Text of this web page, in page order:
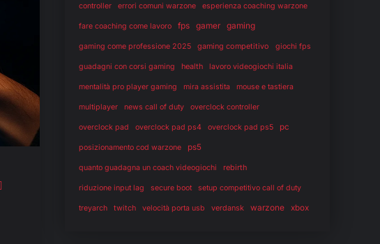
controller errori comuni warzone esperienza coaching warzone
fare coaching come lavoro fps gamer gaming
gaming come professione 2025 gaming competitivo giochi fps
guadagni con corsi gaming health lavoro videogiochi italia
mentalità pro player gaming mira assistita mouse e tastiera
multiplayer news call of duty overclock controller
overclock pad overclock pad ps4 overclock pad ps5 pc
posizionamento cod warzone ps5
quanto guadagna un coach videogiochi rebirth
riduzione input lag secure boot setup competitivo call of duty
treyarch twitch velocità porta usb verdansk warzone xbox